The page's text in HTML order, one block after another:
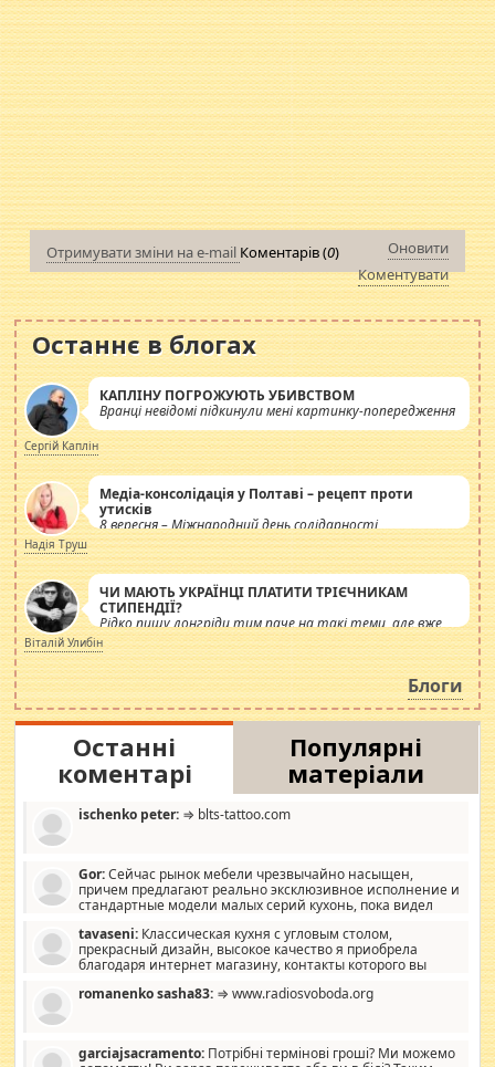
Отримувати зміни на e-mail Коментарів (0)
Оновити
Коментувати
Останнє в блогах
КАПЛІНУ ПОГРОЖУЮТЬ УБИВСТВОМ
Вранці невідомі підкинули мені картинку-попередження
Сергій Каплін
Медіа-консолідація у Полтаві – рецепт проти
утисків
8 вересня – Міжнародний день солідарності
журналістів.
Надія Труш
ЧИ МАЮТЬ УКРАЇНЦІ ПЛАТИТИ ТРІЄЧНИКАМ
СТИПЕНДІЇ?
Рідко пишу лонгріди тим паче на такі теми, але вже
просто дістало! Обурюють сьогоднішні інсенуації
навколо стипендіального питання. Штучно
роздувається ще одна соціальна катастрофа.
Віталій Улибін
Блоги
Останні
коментарі
Популярні
матеріали
ischenko peter: ⇒ blts-tattoo.com
Gor:Сейчас рынок мебели чрезвычайно насыщен,
причем предлагают реально эксклюзивное исполнение и
стандартные модели малых серий кухонь, пока видел
стандартные формы, в MebelOk, креативненько и что главное -
со вкусом все в порядке, без ненужных наворотов удорожающих
мебель, а это не последний фактор.
tavaseni: Классическая кухня с угловым столом,
прекрасный дизайн, высокое качество я приобрела
благодаря интернет магазину, контакты которого вы
romanenko sasha83: ⇒ www.radiosvoboda.org
garciajsacramento: Потрібні термінові гроші? Ми можемо